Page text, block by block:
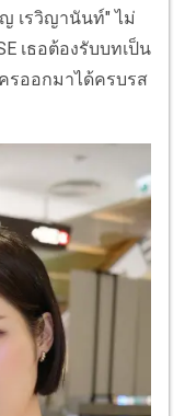
เรวิญานันท์" ไม่
เธอต้องรับบทเป็น
รออกมาได้ครบรส